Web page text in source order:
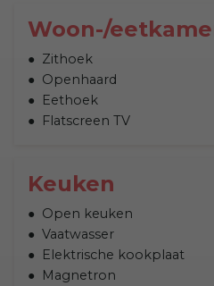
Woon-/
Zithoek
Openhaard
Eethoek
Flatscreen TV
Keuken
Open keuken
Vaatwasser
Elektrische kookplaat
Magnetron